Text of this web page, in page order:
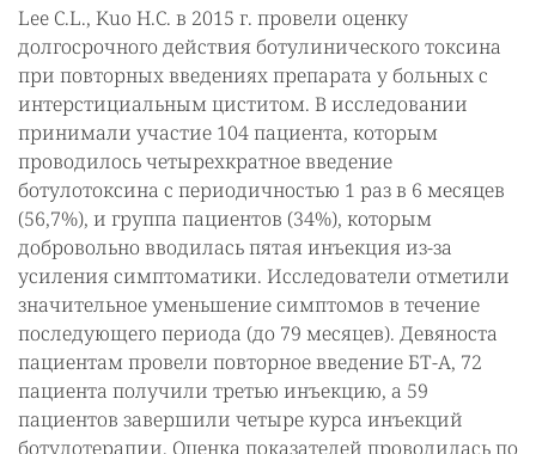
Lee C.L., Kuo H.C. в 2015 г. провели оценку
долгосрочного действия ботулинического токсина
при повторных введениях препарата у больных с
интерстициальным циститом. В исследовании
принимали участие 104 пациента, которым
проводилось четырехкратное введение
ботулотоксина с периодичностью 1 раз в 6 месяцев
(56,7%), и группа пациентов (34%), которым
добровольно вводилась пятая инъекция из-за
усиления симптоматики. Исследователи отметили
значительное уменьшение симптомов в течение
последующего периода (до 79 месяцев). Девяноста
пациентам провели повторное введение БТ-А, 72
пациента получили третью инъекцию, а 59
пациентов завершили четыре курса инъекций
ботулотерапии. Оценка показателей проводилась по